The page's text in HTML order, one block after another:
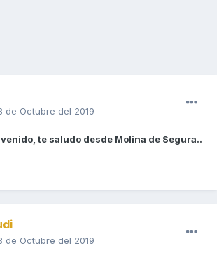
de Octubre del 2019
te saludo desde Molina de Segura..
de Octubre del 2019